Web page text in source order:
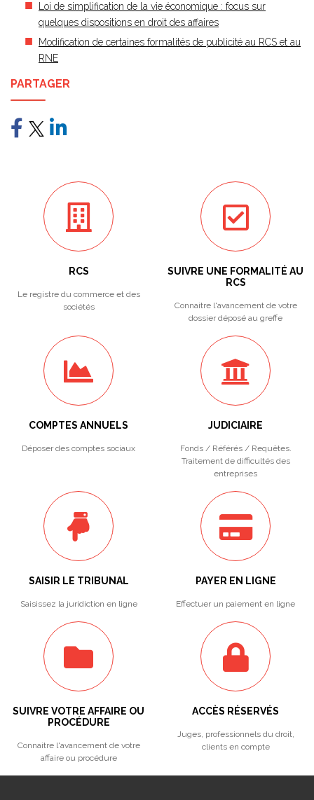
Loi de simplification de la vie économique : focus sur
quelques dispositions en droit des affaires
Modification de certaines formalités de publicité au RCS et au
RNE
PARTAGER
RCS
Le registre du commerce et des
sociétés
SUIVRE UNE FORMALITÉ AU
RCS
Connaitre l'avancement de votre
dossier déposé au greffe
COMPTES ANNUELS
Déposer des comptes sociaux
JUDICIAIRE
Fonds / Référés / Requêtes.
Traitement de difficultés des
entreprises
SAISIR LE TRIBUNAL
Saisissez la juridiction en ligne
PAYER EN LIGNE
Effectuer un paiement en ligne
SUIVRE VOTRE AFFAIRE OU
PROCÉDURE
Connaitre l'avancement de votre
affaire ou procédure
ACCÈS RÉSERVÉS
Juges, professionnels du droit,
clients en compte